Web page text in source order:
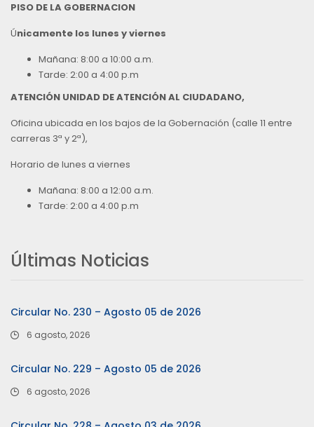
PISO DE LA GOBERNACION
Únicamente los lunes y viernes
Mañana: 8:00 a 10:00 a.m.
Tarde: 2:00 a 4:00 p.m
ATENCIÓN UNIDAD DE ATENCIÓN AL CIUDADANO,
Oficina ubicada en los bajos de la Gobernación (calle 11 entre
carreras 3ª y 2ª),
Horario de lunes a viernes
Mañana: 8:00 a 12:00 a.m.
Tarde: 2:00 a 4:00 p.m
Últimas Noticias
Circular No. 230 – Agosto 05 de 2026
6 agosto, 2026
Circular No. 229 – Agosto 05 de 2026
6 agosto, 2026